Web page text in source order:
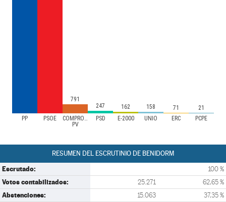
PP PSOE
COMPROMIS
PV
PSD E-2000 UNIO ERC PCPE
791
247
162 158 71 21
RESUMEN DEL ESCRUTINIO DE BENIDORM
Escrutado: 100 %
Votos contabilizados: 25.271 62,65 %
Abstenciones: 15.063 37,35 %